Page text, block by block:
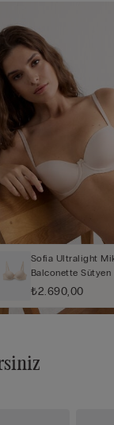
Sofia Ultralight
Balconette Sütyen
₺2.690,00